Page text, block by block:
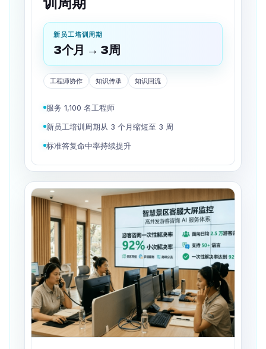
训周期
3个月 → 3周
工程师协作 知识传承 知识回流
服务 1,100 名工程师
新员工培训周期从 3 个月缩短至 3 周
标准答复命中率持续提升